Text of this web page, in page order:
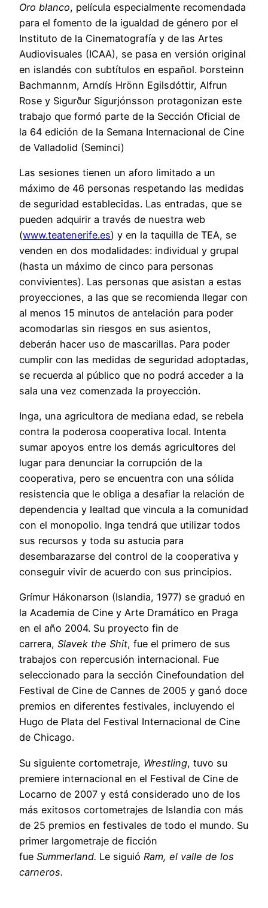
Oro blanco, película especialmente recomendada
para el fomento de la igualdad de género por el
Instituto de la Cinematografía y de las Artes
Audiovisuales (ICAA), se pasa en versión original
en islandés con subtítulos en español. Þorsteinn
Bachmannm, Arndís Hrönn Egilsdóttir, Alfrun
Rose y Sigurður Sigurjónsson protagonizan este
trabajo que formó parte de la Sección Oficial de
la 64 edición de la Semana Internacional de Cine
de Valladolid (Seminci)
Las sesiones tienen un aforo limitado a un
máximo de 46 personas respetando las medidas
de seguridad establecidas. Las entradas, que se
pueden adquirir a través de nuestra web
(www.teatenerife.es) y en la taquilla de TEA, se
venden en dos modalidades: individual y grupal
(hasta un máximo de cinco para personas
convivientes). Las personas que asistan a estas
proyecciones, a las que se recomienda llegar con
al menos 15 minutos de antelación para poder
acomodarlas sin riesgos en sus asientos,
deberán hacer uso de mascarillas. Para poder
cumplir con las medidas de seguridad adoptadas,
se recuerda al público que no podrá acceder a la
sala una vez comenzada la proyección.
Inga, una agricultora de mediana edad, se rebela
contra la poderosa cooperativa local. Intenta
sumar apoyos entre los demás agricultores del
lugar para denunciar la corrupción de la
cooperativa, pero se encuentra con una sólida
resistencia que le obliga a desafiar la relación de
dependencia y lealtad que vincula a la comunidad
con el monopolio. Inga tendrá que utilizar todos
sus recursos y toda su astucia para
desembarazarse del control de la cooperativa y
conseguir vivir de acuerdo con sus principios.
Grímur Hákonarson (Islandia, 1977) se graduó en
la Academia de Cine y Arte Dramático en Praga
en el año 2004. Su proyecto fin de
carrera, Slavek the Shit, fue el primero de sus
trabajos con repercusión internacional. Fue
seleccionado para la sección Cinefoundation del
Festival de Cine de Cannes de 2005 y ganó doce
premios en diferentes festivales, incluyendo el
Hugo de Plata del Festival Internacional de Cine
de Chicago.
Su siguiente cortometraje, Wrestling, tuvo su
premiere internacional en el Festival de Cine de
Locarno de 2007 y está considerado uno de los
más exitosos cortometrajes de Islandia con más
de 25 premios en festivales de todo el mundo. Su
primer largometraje de ficción
fue Summerland. Le siguió Ram, el valle de los
carneros.